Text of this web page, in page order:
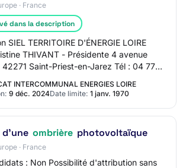
· France
dans la description
TERRITOIRE D'ÉNERGIE LOIRE
THIVANT - Présidente 4 avenue
Saint-Priest-en-Jarez Tél : 04 77
INTERCOMMUNAL ENERGIES LOIRE
9 déc. 2024Date limite: 1 janv. 1970
d'une ombrière photovoltaïque
· France
: Non Possibilité d'attribution sans